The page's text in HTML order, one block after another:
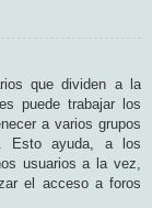
que dividen a la
puede trabajar los
a varios grupos
Esto ayuda, a los
usuarios a la vez,
el acceso a foros